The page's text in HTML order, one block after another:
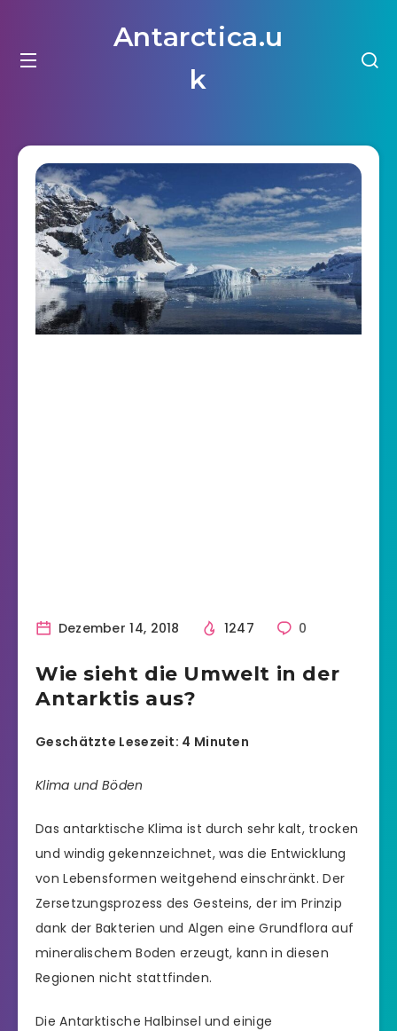
Antarctica.u
k
Dezember 14, 2018 1247 0
Wie sieht die Umwelt in der
Antarktis aus?
Geschätzte Lesezeit: 4 Minuten
Klima und Böden
Das antarktische Klima ist durch sehr kalt, trocken
und windig gekennzeichnet, was die Entwicklung
von Lebensformen weitgehend einschränkt. Der
Zersetzungsprozess des Gesteins, der im Prinzip
dank der Bakterien und Algen eine Grundflora auf
mineralischem Boden erzeugt, kann in diesen
Regionen nicht stattfinden.
Die Antarktische Halbinsel und einige